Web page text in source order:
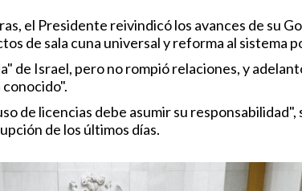
el Presidente reivindicó los avances de su
de sala cuna universal y reforma al sistema
de Israel, pero no rompió relaciones, y
conocido".
de licencias debe asumir su responsabilidad",
de los últimos días.